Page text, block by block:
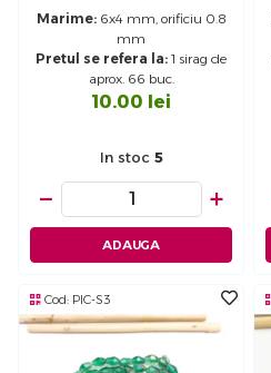
Marime:6x4 mm, orificiu 0.8
mm
Pretul se refera la: 1 sirag de
aprox. 66 buc.
10.00 lei
In stoc 5
− +
ADAUGA
Cod: PIC-S3